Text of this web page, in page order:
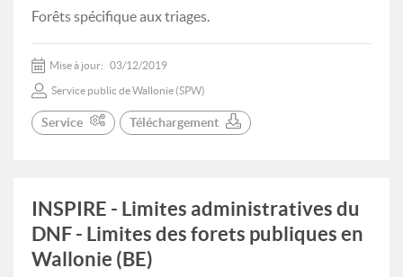
Forêts spécifique aux triages.
Mise à jour: 03/12/2019
Service public de Wallonie (SPW)
Service Téléchargement
INSPIRE - Limites administratives du
DNF - Limites des forets publiques en
Wallonie (BE)